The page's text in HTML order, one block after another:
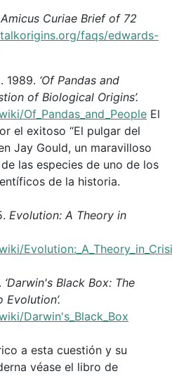
Curiae Brief of 72
faqs/edwards-
1989. ‘Of Pandas and
of Biological Origins’.
Of_Pandas_and_People El
el exitoso “El pulgar del
Jay Gould, un maravilloso
las especies de uno de los
de la historia.
Evolution: A Theory in
‘Darwin's Black Box: The
Darwin's_Black_Box
a esta cuestión y su
véase el libro de